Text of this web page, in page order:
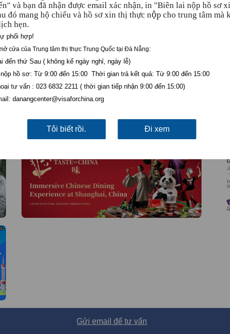
06-30
06-26
12-08
01-31
01-31
Loại thị thực và danh sách hồ sơ
Mẫu tờ khai
Tải về
Câu hỏi thường gặp
Nam
Hoàng Hà và 18000 km
co ven biển
Cẩm Tú Hoa Nam
Gửi email để tư vấn
và bạn đã nhận được email xác nhận, in "Biên lai nộp hồ sơ
đó mang hộ chiếu và hồ sơ xin thị thực nộpcho trung tâm mà
hẹn.
phối hợp!
cửa của Trung tâm thị thực Trung Quốc tại Đà Nẵng:
đến thứ Sau ( không kể ngày nghỉ, ngày lễ)
hồ sơ: Từ 9:00 đến 15:00 Thời gian trả kết quả: Từ 9:00 đến 15:00
tư vấn : 023 6832 2211 ( thời gian tiếp nhận 9:00 đến 15:00)
danangcenter@visaforchina.org
Tôi biết rồi. Đi xem